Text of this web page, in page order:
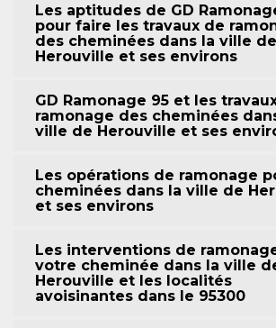
Les aptitudes de GD
pour faire les travaux de
des cheminées dans la ville de
Herouville et ses environs
GD Ramonage 95 et les
ramonage des cheminées
ville de Herouville et ses
Les opérations de ramonage
cheminées dans la ville de
et ses environs
Les interventions de
votre cheminée dans la ville
Herouville et les localités
avoisinantes dans le 95300